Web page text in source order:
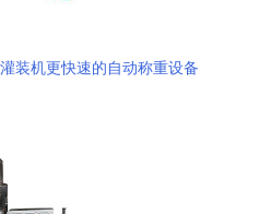
装机更快速的自动称重设备